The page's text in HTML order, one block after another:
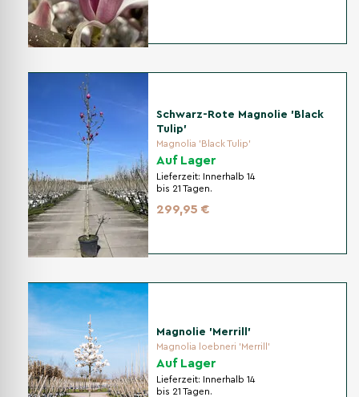
Schwarz-Rote Magnolie 'Black
Tulip'
Magnolia 'Black Tulip'
Auf Lager
Lieferzeit:
Innerhalb 14
bis 21 Tagen.
299,95 €
Magnolie 'Merrill'
Magnolia loebneri 'Merrill'
Auf Lager
Lieferzeit:
Innerhalb 14
bis 21 Tagen.